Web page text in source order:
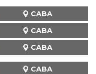
CABA
CABA
CABA
CABA